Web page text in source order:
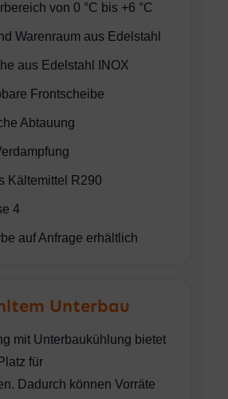
von 0 °C bis +6 °C
Warenraum aus Edelstahl
aus Edelstahl INOX
Frontscheibe
Abtauung
Kältemittel R290
4
auf Anfrage erhältlich
Unterbau
mit Unterbaukühlung bietet
für
Dadurch können Vorräte